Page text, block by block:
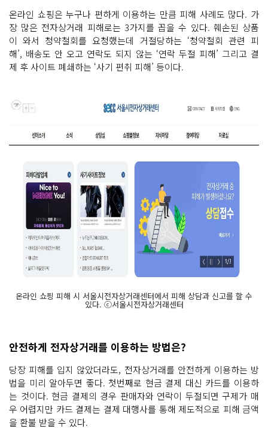
온라인 쇼핑은 누구나 편하게 이용하는 만큼 피해 사례도 많다. 가
장 많은 전자상거래 피해로는 3가지를 꼽을 수 있다. 훼손된 상품
이 와서 청약철회를 요청했는데 거절당하는 ‘청약철회 관련 피
해’, 배송도 안 오고 연락도 되지 않는 ‘연락 두절 피해’ 그리고 결
제 후 사이트 폐쇄하는 ‘사기 편취 피해’ 등이다.
온라인 쇼핑 피해 시 서울시전자상거래센터에서 피해 상담과 신고를 할 수
있다. ⓒ서울시전자상거래센터
안전하게 전자상거래를 이용하는 방법은?
당장 피해를 입지 않았더라도, 전자상거래를 안전하게 이용하는 방
법을 미리 알아두면 좋다. 첫번째로 현금 결제 대신 카드를 이용하
는 것이다. 현금 결제의 경우 판매자와 연락이 두절되면 구제가 매
우 어렵지만 카드 결제는 결제 대행사를 통해 제도적으로 피해 금액
을 환불 받을 수 있다.